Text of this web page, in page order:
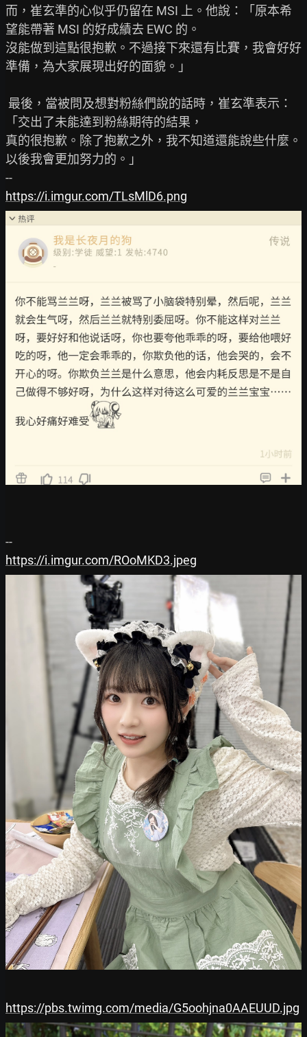
而，崔玄準的心似乎仍留在 MSI 上。他說：「原本希
望能帶著 MSI 的好成績去 EWC 的。
沒能做到這點很抱歉。不過接下來還有比賽，我會好好
準備，為大家展現出好的面貌。」
「交出了未能達到粉絲期待的結果，
真的很抱歉。除了抱歉之外，我不知道還能說些什麼。
以後我會更加努力的。」
https://i.imgur.com/TLsMlD6.png
https://i.imgur.com/ROoMKD3.jpeg
https://pbs.twimg.com/media/G5oohjna0AAEUUD.jpg